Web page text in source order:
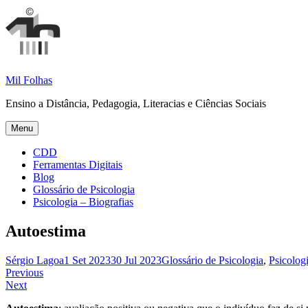
to
content
Mil Folhas
Ensino a Distância, Pedagogia, Literacias e Ciências Sociais
Menu
CDD
Ferramentas Digitais
Blog
Glossário de Psicologia
Psicologia – Biografias
Autoestima
Sérgio Lagoa1 Set 202330 Jul 2023Glossário de Psicologia,
Navegação
de
Previous
Next